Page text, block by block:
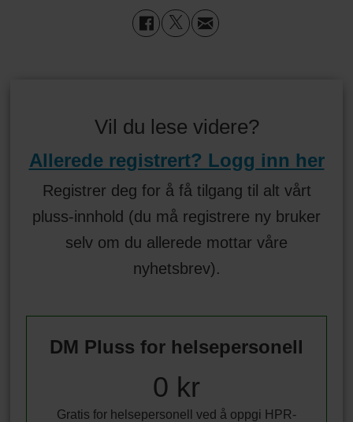
Vil du lese videre?
Allerede registrert? Logg inn her
Registrer deg for å få tilgang til alt vårt
pluss-innhold (du må registrere ny bruker
selv om du allerede mottar våre
nyhetsbrev).
DM Pluss for helsepersonell
0 kr
Gratis for helsepersonell ved å oppgi HPR-